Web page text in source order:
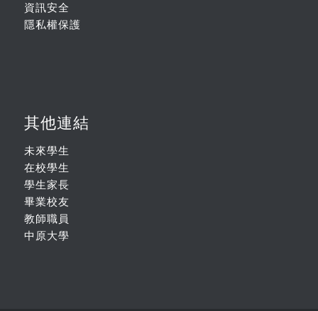
資訊安全
隱私權保護
其他連結
未來學生
在校學生
學生家長
畢業校友
教師職員
中原大學